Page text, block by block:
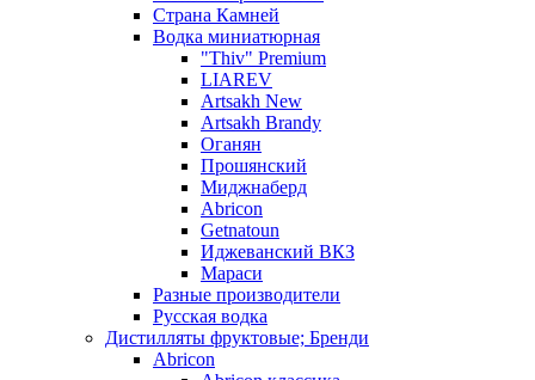
Страна Камней
Водка миниатюрная
"Thiv" Premium
LIAREV
Artsakh New
Artsakh Brandy
Оганян
Прошянский
Миджнаберд
Abricon
Getnatoun
Иджеванский ВКЗ
Мараси
Разные производители
Русская водка
Дистилляты фруктовые; Бренди
Abricon